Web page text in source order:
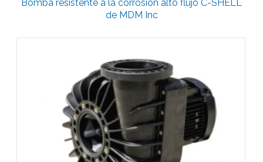
Bomba resistente a la corrosión alto flujo C-SHELL
de MDM Inc